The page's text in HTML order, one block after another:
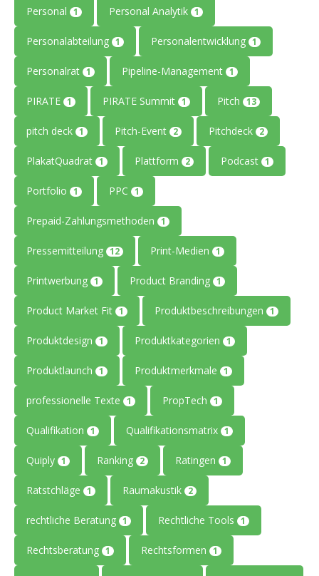
Personal 1 Personal Analytik 1
Personalabteilung 1 Personalentwicklung 1
Personalrat 1 Pipeline-Management 1
PIRATE 1 PIRATE Summit 1 Pitch 13
pitch deck 1 Pitch-Event 2 Pitchdeck 2
PlakatQuadrat 1 Plattform 2 Podcast 1
Portfolio 1 PPC 1
Prepaid-Zahlungsmethoden 1
Pressemitteilung 12 Print-Medien 1
Printwerbung 1 Product Branding 1
Product Market Fit 1 Produktbeschreibungen 1
Produktdesign 1 Produktkategorien 1
Produktlaunch 1 Produktmerkmale 1
professionelle Texte 1 PropTech 1
Qualifikation 1 Qualifikationsmatrix 1
Quiply 1 Ranking 2 Ratingen 1
Ratstchläge 1 Raumakustik 2
rechtliche Beratung 1 Rechtliche Tools 1
Rechtsberatung 1 Rechtsformen 1